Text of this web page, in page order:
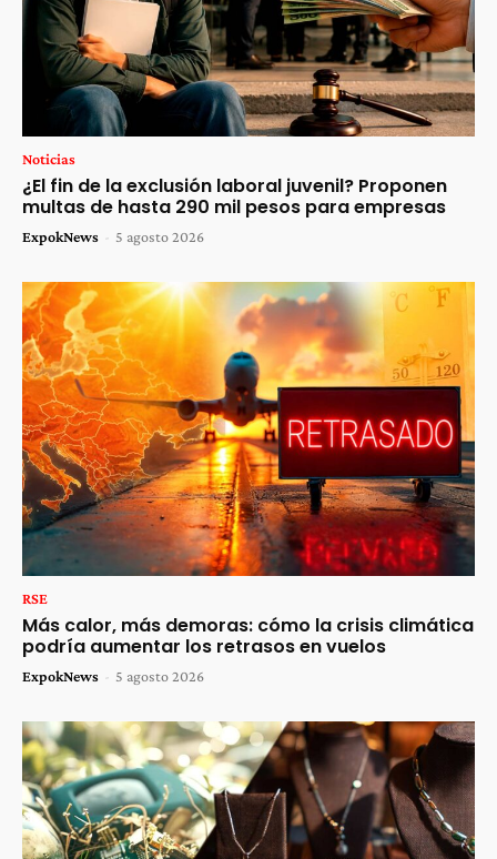
Noticias
¿El fin de la exclusión laboral juvenil? Proponen
multas de hasta 290 mil pesos para empresas
ExpokNews - 5 agosto 2026
RSE
Más calor, más demoras: cómo la crisis climática
podría aumentar los retrasos en vuelos
ExpokNews - 5 agosto 2026